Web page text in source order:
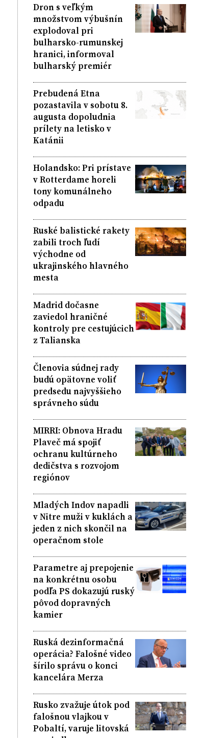
Dron s veľkým
množstvom výbušnín
explodoval pri
bulharsko-rumunskej
hranici, informoval
bulharský premiér
Prebudená Etna
pozastavila v sobotu 8.
augusta dopoludnia
prílety na letisko v
Katánii
Holandsko: Pri prístave
v Rotterdame horeli
tony komunálneho
odpadu
Ruské balistické rakety
zabili troch ľudí
východne od
ukrajinského hlavného
mesta
Madrid dočasne
zaviedol hraničné
kontroly pre cestujúcich
z Talianska
Členovia súdnej rady
budú opätovne voliť
predsedu najvyššieho
správneho súdu
MIRRI: Obnova Hradu
Plaveč má spojiť
ochranu kultúrneho
dedičstva s rozvojom
regiónov
Mladých Indov napadli
v Nitre muži v kuklách a
jeden z nich skončil na
operačnom stole
Parametre aj prepojenie
na konkrétnu osobu
podľa PS dokazujú ruský
pôvod dopravných
kamier
Ruská dezinformačná
operácia? Falošné video
šírilo správu o konci
kancelára Merza
Rusko zvažuje útok pod
falošnou vlajkou v
Pobaltí, varuje litovská